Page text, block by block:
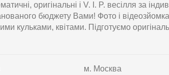
оригінальні і V. I. P. весілля за
бюджету Вами! Фото і
кульками, квітами. Підготуємо
м. Москва